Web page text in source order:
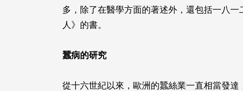
多，除了在醫學方面的著述外，還包括一八
人》的書。
蠶病的研究
從十六世紀以來，歐洲的蠶絲業一直相當發